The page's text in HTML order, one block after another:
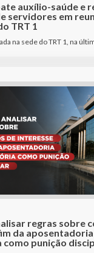
auxílio-saúde e
servidores em
TRT 1
na sede do TRT 1, na
regras sobre
da aposentadoria
como punição